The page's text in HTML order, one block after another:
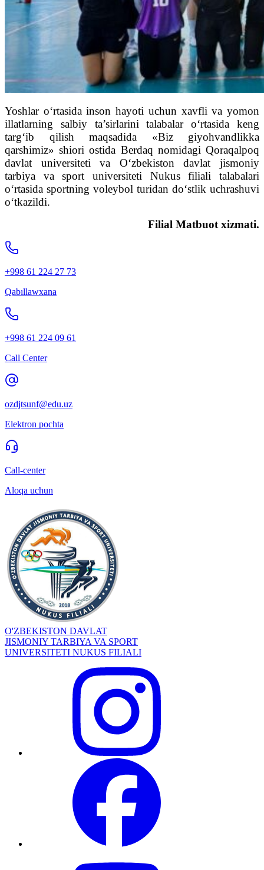
Yoshlar o‘rtasida inson hayoti uchun xavfli va yomon
illatlarning salbiy ta’sirlarini talabalar o‘rtasida keng
targ‘ib qilish maqsadida «Biz giyohvandlikka
qarshimiz» shiori ostida Berdaq nomidagi Qoraqalpoq
davlat universiteti va O‘zbekiston davlat jismoniy
tarbiya va sport universiteti Nukus filiali talabalari
o‘rtasida sportning voleybol turidan do‘stlik uchrashuvi
o‘tkazildi.
Filial Matbuot xizmati.
+998 61 224 27 73
Qabıllawxana
+998 61 224 09 61
Call Center
ozdjtsunf@edu.uz
Elektron pochta
Call-center
Aloqa uchun
O'ZBEKISTON DAVLAT
JISMONIY TARBIYA VA SPORT
UNIVERSITETI NUKUS FILIALI